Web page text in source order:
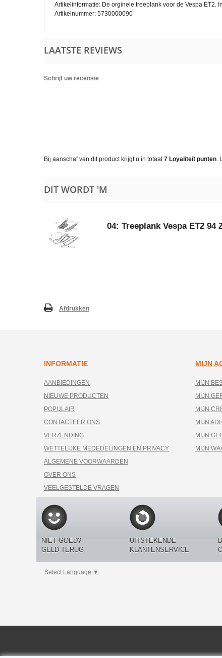
Artikelinformatie: De orginele treeplank voor de Vespa ET2.
Artikelnummer: 5730000090
LAATSTE REVIEWS
Schrijf uw recensie
Bij aanschaf van dit product krijgt u in totaal 7 Loyaliteit punten.
DIT WORDT 'M
04: Treeplank Vespa ET2 94
Afdrukken
INFORMATIE
AANBIEDINGEN
NIEUWE PRODUCTEN
POPULAIR
CONTACTEER ONS
VERZENDING
WETTELIJKE MEDEDELINGEN EN PRIVACY
ALGEMENE VOORWAARDEN
OVER ONS
VEELGESTELDE VRAGEN
MIJN
MIJN
MIJN
MIJN
MIJN
MIJN
MIJN
NIET GOED?
GELD TERUG
UITSTEKENDE
KLANTENSERVICE
Select Language ▼